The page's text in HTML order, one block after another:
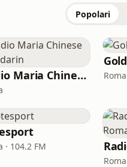
Popolari
Radio Maria Chinese Mandarin Roma
· 104.2 FM